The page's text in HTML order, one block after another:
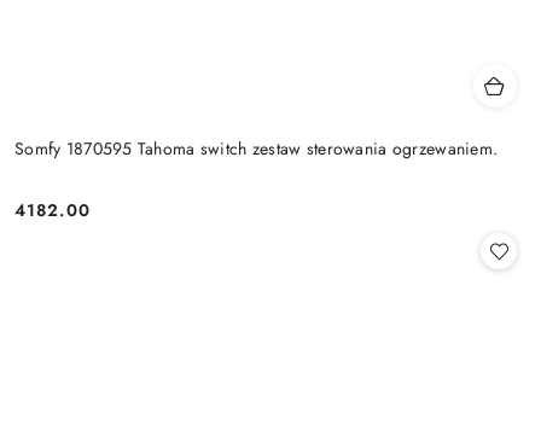
Somfy 1870595 Tahoma switch zestaw sterowania ogrzewaniem.
Cena:
4182.00